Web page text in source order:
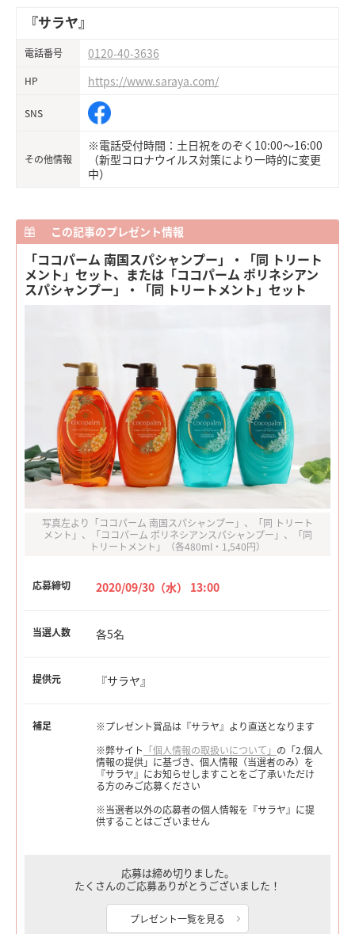
『サラヤ』
電話番号 0120-40-3636
HP https://www.saraya.com/
SNS
その他情報
※電話受付時間：土日祝をのぞく10:00～16:00
（新型コロナウイルス対策により一時的に変更
中）
この記事のプレゼント情報
「ココパーム 南国スパシャンプー」・「同 トリート
メント」セット、または「ココパーム ポリネシアン
スパシャンプー」・「同 トリートメント」セット
写真左より「ココパーム 南国スパシャンプー」、「同 トリート
メント」、「ココパーム ポリネシアンスパシャンプー」、「同
トリートメント」（各480ml・1,540円）
応募締切 2020/09/30（水） 13:00
当選人数 各5名
提供元 『サラヤ』
補足
※プレゼント賞品は『サラヤ』より直送となります
※弊サイト 「個人情報の取扱いについて」 の「2.個人
情報の提供」に基づき、個人情報（当選者のみ）を
『サラヤ』にお知らせしますことをご了承いただけ
る方のみご応募ください
※当選者以外の応募者の個人情報を『サラヤ』に提
供することはございません
応募は締め切りました。
たくさんのご応募ありがとうございました！
プレゼント一覧を見る